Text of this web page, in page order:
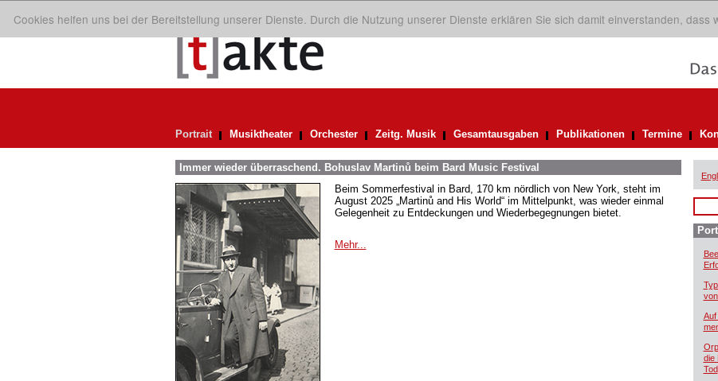
Cookies helfen uns bei der Bereitstellung unserer Dienste. Durch die Nutzung unserer Dienste erklären Sie sich damit einverstanden, dass
Portrait Musiktheater Orchester Zeitg. Musik Gesamtausgaben Publikationen Termine
Immer wieder überraschend. Bohuslav Martinů beim Bard Music Festival
Beim Sommerfestival in Bard, 170 km nördlich von New York, steht im
August 2025 „Martinů and His World“ im Mittelpunkt, was wieder einmal
Gelegenheit zu Entdeckungen und Wiederbegegnungen bietet.
Mehr...
die
Tod